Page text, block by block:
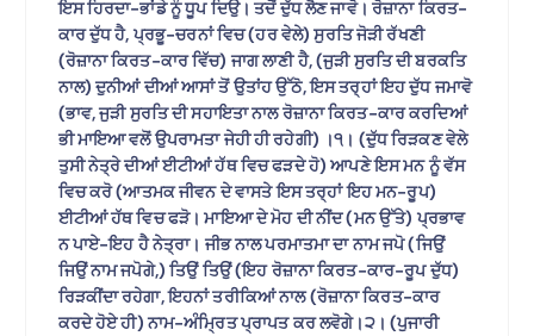
ਇਸ ਹਿਰਦਾ-ਭਾਂਡੇ ਨੂੰ ਧੂਪ ਦਿਉ। ਤਦੋਂ ਦੁੱਧ ਲੈਣ ਜਾਵੋ। ਰੋਜ਼ਾਨਾ ਕਿਰਤ-
ਕਾਰ ਦੁੱਧ ਹੈ, ਪ੍ਰਭੂ-ਚਰਨਾਂ ਵਿਚ (ਹਰ ਵੇਲੇ) ਸੁਰਤਿ ਜੋੜੀ ਰੱਖਣੀ
(ਰੋਜ਼ਾਨਾ ਕਿਰਤ-ਕਾਰ ਵਿੱਚ) ਜਾਗ ਲਾਣੀ ਹੈ, (ਜੁੜੀ ਸੁਰਤਿ ਦੀ ਬਰਕਤਿ
ਨਾਲ) ਦੁਨੀਆਂ ਦੀਆਂ ਆਸਾਂ ਤੋਂ ਉਤਾਂਹ ਉੱਠੋ, ਇਸ ਤਰ੍ਹਾਂ ਇਹ ਦੁੱਧ ਜਮਾਵੋ
(ਭਾਵ, ਜੁੜੀ ਸੁਰਤਿ ਦੀ ਸਹਾਇਤਾ ਨਾਲ ਰੋਜ਼ਾਨਾ ਕਿਰਤ-ਕਾਰ ਕਰਦਿਆਂ
ਭੀ ਮਾਇਆ ਵਲੋਂ ਉਪਰਾਮਤਾ ਜੇਹੀ ਹੀ ਰਹੇਗੀ) ।੧। (ਦੁੱਧ ਰਿੜਕਣ ਵੇਲੇ
ਤੁਸੀ ਨੇਤ੍ਰੇ ਦੀਆਂ ਈਟੀਆਂ ਹੱਥ ਵਿਚ ਫੜਦੇ ਹੋ) ਆਪਣੇ ਇਸ ਮਨ ਨੂੰ ਵੱਸ
ਵਿਚ ਕਰੋ (ਆਤਮਕ ਜੀਵਨ ਦੇ ਵਾਸਤੇ ਇਸ ਤਰ੍ਹਾਂ ਇਹ ਮਨ-ਰੂਪ)
ਈਟੀਆਂ ਹੱਥ ਵਿਚ ਫੜੋ। ਮਾਇਆ ਦੇ ਮੋਹ ਦੀ ਨੀਂਦ (ਮਨ ਉੱਤੇ) ਪ੍ਰਭਾਵ
ਨ ਪਾਏ-ਇਹ ਹੈ ਨੇਤ੍ਰਾ। ਜੀਭ ਨਾਲ ਪਰਮਾਤਮਾ ਦਾ ਨਾਮ ਜਪੋ (ਜਿਉਂ
ਜਿਉਂ ਨਾਮ ਜਪੋਗੇ,) ਤਿਉਂ ਤਿਉਂ (ਇਹ ਰੋਜ਼ਾਨਾ ਕਿਰਤ-ਕਾਰ-ਰੂਪ ਦੁੱਧ)
ਰਿੜਕੀਂਦਾ ਰਹੇਗਾ, ਇਹਨਾਂ ਤਰੀਕਿਆਂ ਨਾਲ (ਰੋਜ਼ਾਨਾ ਕਿਰਤ-ਕਾਰ
ਕਰਦੇ ਹੋਏ ਹੀ) ਨਾਮ-ਅੰਮ੍ਰਿਤ ਪ੍ਰਾਪਤ ਕਰ ਲਵੋਗੇ।੨। (ਪੁਜਾਰੀ